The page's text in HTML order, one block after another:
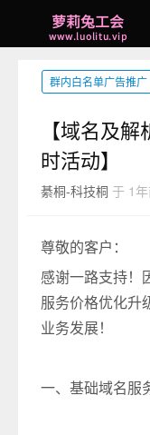
群内白名单广告推广
【域名及
时活动】
綦桐-科技桐 于 1
尊敬的客户：
感谢一路支持！
服务价格优化升
业务发展！
一、基础域名服